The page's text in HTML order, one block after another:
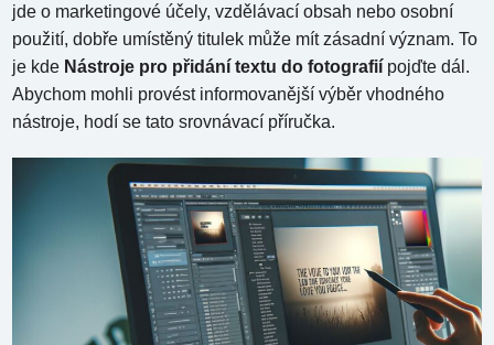
jde o marketingové účely, vzdělávací obsah nebo osobní
použití, dobře umístěný titulek může mít zásadní význam. To
je kde Nástroje pro přidání textu do fotografií pojďte dál.
Abychom mohli provést informovanější výběr vhodného
nástroje, hodí se tato srovnávací příručka.